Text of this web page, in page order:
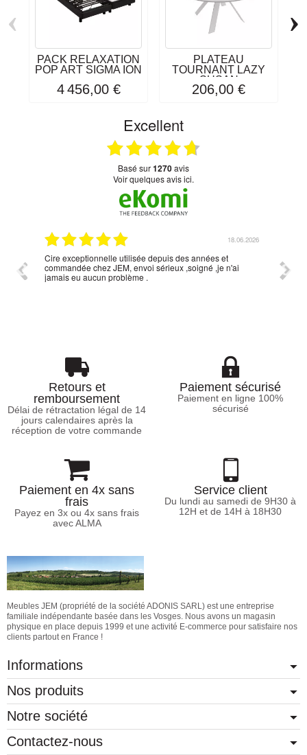
PACK RELAXATION
POP ART SIGMA ION
4 456,00 €
PLATEAU
TOURNANT LAZY
SUSAN
206,00 €
‹ ›
Excellent
basé sur1270avis
Voir quelques avis ici.
18.06.2026
Cire exceptionnelle utilisée depuis des années et
commandée chez JEM, envoi sérieux ,soigné ,je n'ai
jamais eu aucun problème .
Retours et
remboursement
Délai de rétractation légal de 14
jours calendaires après la
réception de votre commande
Paiement sécurisé
Paiement en ligne 100%
sécurisé
Paiement en 4x sans
frais
Payez en 3x ou 4x sans frais
avec ALMA
Service client
Du lundi au samedi de 9H30 à
12H et de 14H à 18H30
Meubles JEM (propriété de la société ADONIS SARL) est une entreprise
familiale indépendante basée dans les Vosges. Nous avons un magasin
physique en place depuis 1999 et une activité E-commerce pour satisfaire nos
clients partout en France !
Informations
Nos produits
Notre société
Contactez-nous